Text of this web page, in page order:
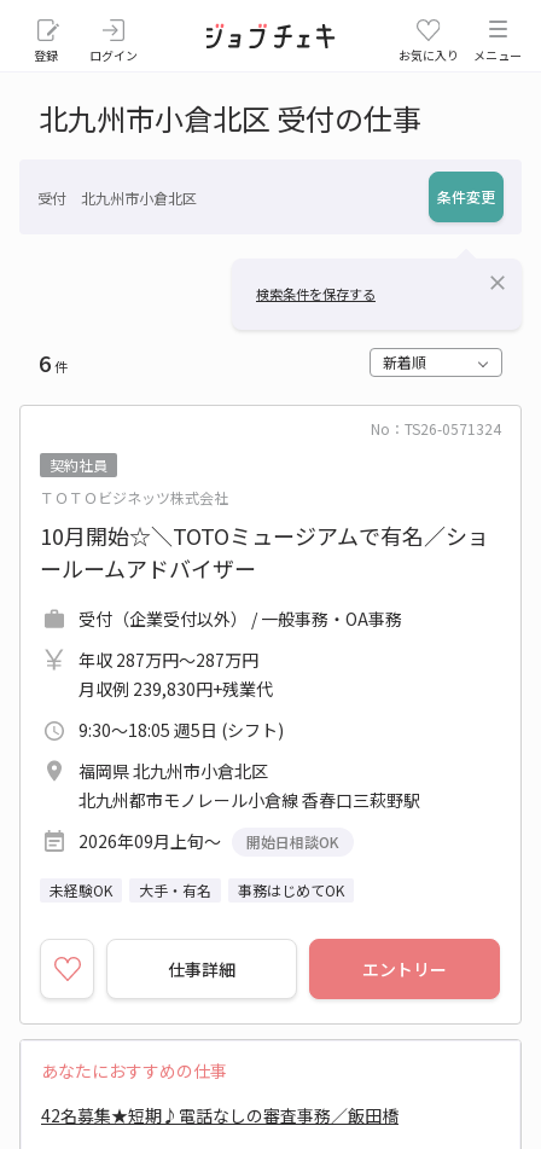
登録 ログイン お気に入り メニュー
北九州市小倉北区 受付の仕事
受付 北九州市小倉北区 条件変更
検索条件を保存する close
6件 新着順
No：TS26-0571324
契約社員
ＴＯＴＯビジネッツ株式会社
10月開始☆＼TOTOミュージアムで有名／ショ
ールームアドバイザー
受付（企業受付以外） / 一般事務・OA事務
年収 287万円～287万円
月収例 239,830円+残業代
9:30～18:05 週5日 (シフト)
福岡県 北九州市小倉北区
北九州都市モノレール小倉線 香春口三萩野駅
2026年09月上旬～
開始日相談OK
未経験OK 大手・有名 事務はじめてOK
仕事詳細 エントリー
あなたにおすすめの仕事
42名募集★短期♪電話なしの審査事務／飯田橋